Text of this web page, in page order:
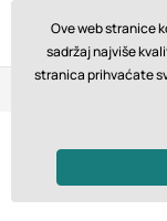
Povrat u roku
Ove web stranice
sadržaj najviše
stranica prihvaćate